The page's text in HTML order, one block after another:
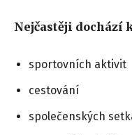
Nejčastěji dochází
sportovních aktivit
cestování
společenských